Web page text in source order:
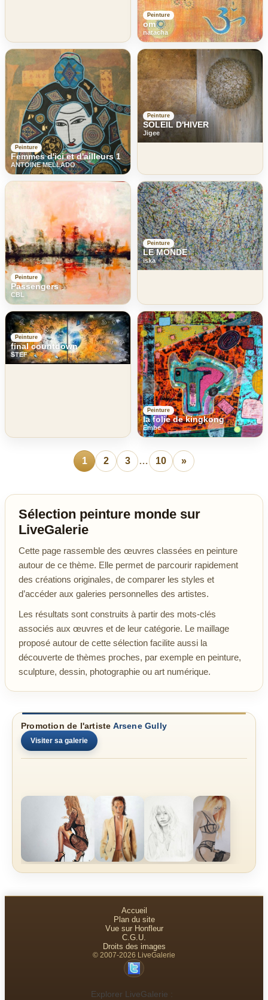
Peinture
om
natacha
Peinture
Femmes d'ici et d'ailleurs 1
ANTOINE MELLADO
Peinture
SOLEIL D'HIVER
Jigee
Peinture
Passengers
CBL
Peinture
LE MONDE
iska
Peinture
final countdown
STEF
Peinture
la folie de kingkong
Embe
1 2 3 … 10 »
Sélection peinture monde sur
LiveGalerie
Cette page rassemble des œuvres classées en peinture
autour de ce thème. Elle permet de parcourir rapidement
des créations originales, de comparer les styles et
d’accéder aux galeries personnelles des artistes.
Les résultats sont construits à partir des mots-clés
associés aux œuvres et de leur catégorie. Le maillage
proposé autour de cette sélection facilite aussi la
découverte de thèmes proches, par exemple en peinture,
sculpture, dessin, photographie ou art numérique.
Promotion de l'artiste Arsene Gully
Visiter sa galerie
Accueil
Plan du site
Vue sur Honfleur
C.G.U.
Droits des images
© 2007-2026 LiveGalerie
Explorer LiveGalerie :